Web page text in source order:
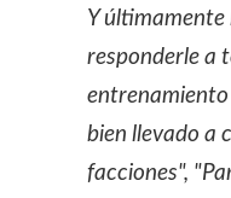
Y últimamente
responderle a
entrenamiento
bien llevado a
facciones",